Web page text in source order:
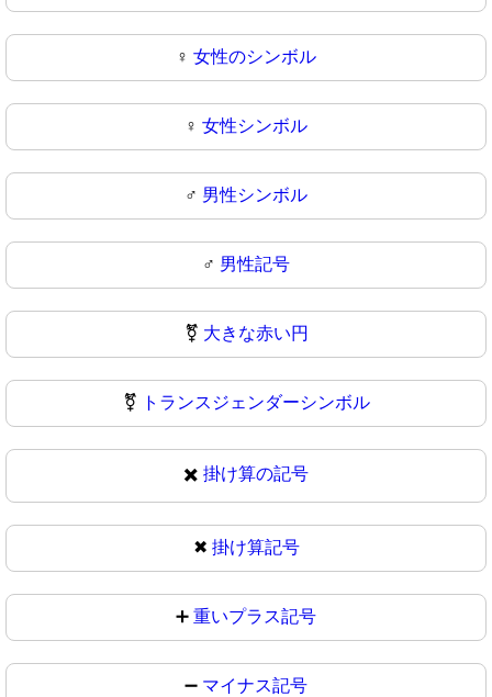
♀️ 女性のシンボル
♀ 女性シンボル
♂️ 男性シンボル
♂ 男性記号
⚧️ 大きな赤い円
⚧ トランスジェンダーシンボル
✖️ 掛け算の記号
✖ 掛け算記号
➕ 重いプラス記号
➖ マイナス記号